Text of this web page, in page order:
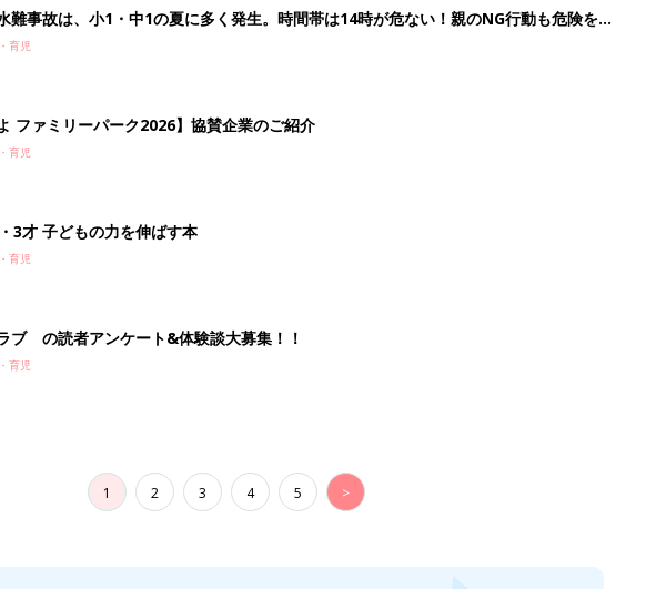
難事故は、小1・中1の夏に多く発生。時間帯は14時が危ない！親のNG行動も危険をま
家】
育児
ファミリーパーク2026】協賛企業のご紹介
育児
3才 子どもの力を伸ばす本
育児
ブ の読者アンケート&体験談大募集！！
育児
1 2 3 4 5 >